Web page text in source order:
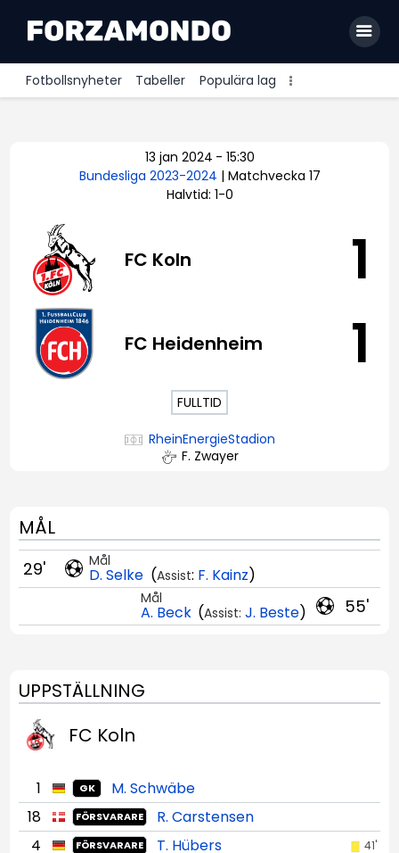
Fotbollsnyheter Tabeller Populära lag
Premier League
Serie A
Ligue 1
13 jan 2024 - 15:30
Bundesliga 2023-2024 | Matchvecka 17
Halvtid: 1-0
FC Koln 1
FC Heidenheim 1
FULLTID
RheinEnergieStadion
F. Zwayer
MÅL
Mål
D. Selke (Assist: F. Kainz)
29'
55'
Mål
A. Beck (Assist: J. Beste)
UPPSTÄLLNING
FC Koln
1 GK
M. Schwäbe
18
FÖRSVARARE
R. Carstensen
4
FÖRSVARARE T. Hübers 41'